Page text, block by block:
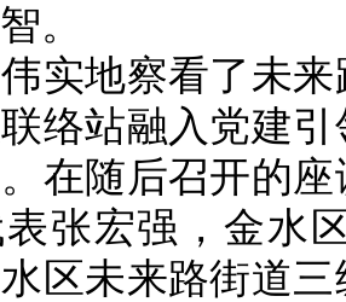
。
地察看了未来
络站融入党建
在随后召开的
表张宏强，金水
区未来路街道